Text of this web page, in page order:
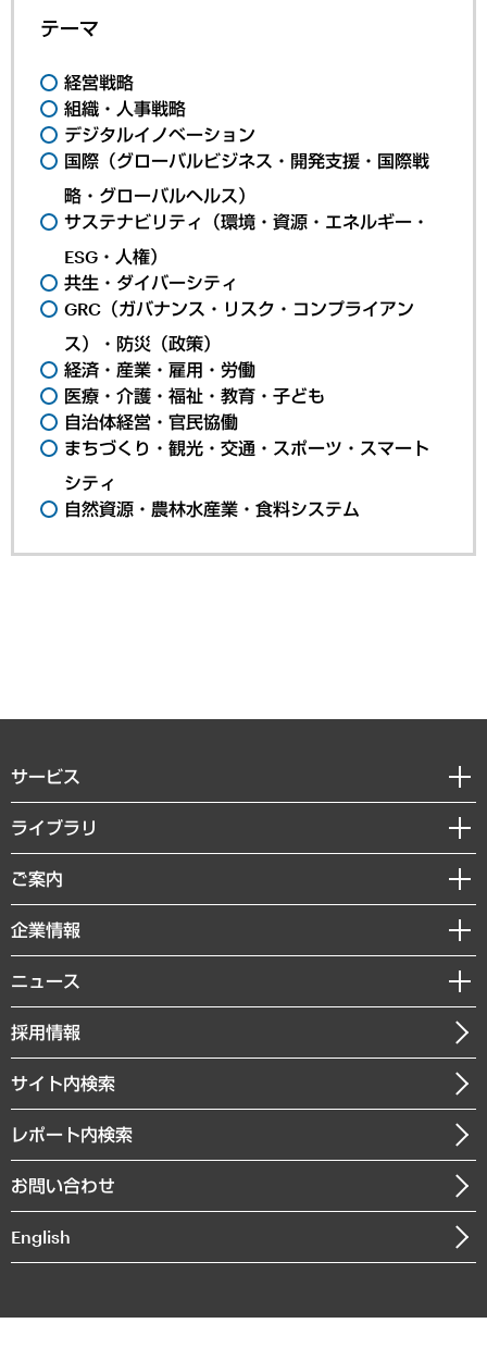
テーマ
経営戦略
組織・人事戦略
デジタルイノベーション
国際（グローバルビジネス・開発支援・国際戦
略・グローバルヘルス）
サステナビリティ（環境・資源・エネルギー・
ESG・人権）
共生・ダイバーシティ
GRC（ガバナンス・リスク・コンプライアン
ス）・防災（政策）
経済・産業・雇用・労働
医療・介護・福祉・教育・子ども
自治体経営・官民協働
まちづくり・観光・交通・スポーツ・スマート
シティ
自然資源・農林水産業・食料システム
サービス
経営戦略
組織・人事戦略
デジタルイノベーション
共生・ダイバーシティ
GRC（ガバナンス・リスク・コンプライアンス）・防災（政策）
経済・産業・雇用・労働
まちづくり・観光・交通・スポーツ・スマートシティ
自然資源・農林水産業・食料システム
ライブラリ
経済調査
レポート
コラム
経営用語集
受託・受注実績（官公庁関連）
メディア掲載・出演
ご案内
セミナー・イベント情報
MUFGビジネスセミナー
受託案件情報
企業情報
私たちの想い
社長メッセージ
会社概要
沿革
組織図・本部部室紹介
インドネシア現地法人
個人情報保護方針
ニュース
ニュースリリース
お知らせ
採用情報
サイト内検索
レポート内検索
お問い合わせ
English